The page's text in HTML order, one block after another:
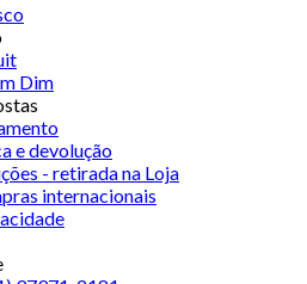
Dim
e devolução
- retirada na Loja
internacionais